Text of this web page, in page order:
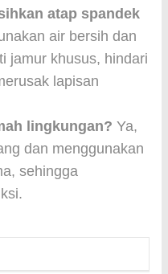
atap spandek
air bersih dan
jamur khusus, hindari
lapisan
lingkungan? Ya,
dan menggunakan
sehingga